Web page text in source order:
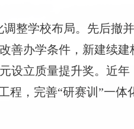
整学校布局。先后撤
善办学条件，新建续
设立质量提升奖。近
程，完善“研赛训”一